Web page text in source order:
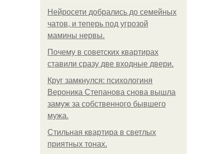
Нейросети добрались до семейных
чатов, и теперь под угрозой
мамины нервы.
Почему в советских квартирах
ставили сразу две входные двери.
Круг замкнулся: психологиня
Вероника Степанова снова вышла
замуж за собственного бывшего
мужа.
Стильная квартира в светлых
приятных тонах.